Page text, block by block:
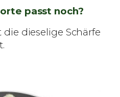
passt noch?
die dieselige Schärfe